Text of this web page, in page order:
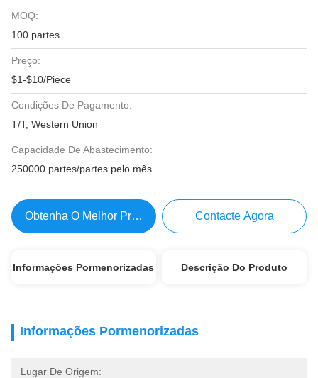
MOQ:
100 partes
Preço:
$1-$10/Piece
Condições De Pagamento:
T/T, Western Union
Capacidade De Abastecimento:
250000 partes/partes pelo mês
Obtenha O Melhor Preço Contacte Agora
Informações Pormenorizadas Descrição Do Produto
Informações Pormenorizadas
Lugar De Origem: